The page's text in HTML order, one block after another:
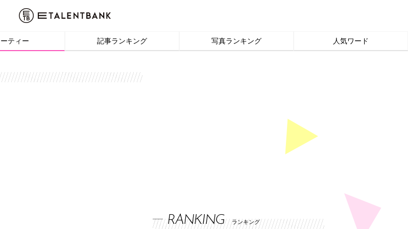
ティー 記事ランキング 写真ランキング 人気ワード
RANKING ランキング